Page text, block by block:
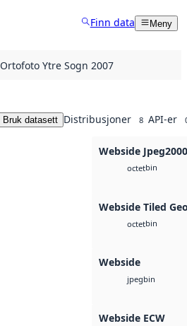
Finn data Meny
Ortofoto Ytre Sogn 2007
Bruk datasett Distribusjoner 8 API-er
Webside Jpeg2000
octetbin
Webside Tiled
octetbin
Webside
jpegbin
Webside ECW